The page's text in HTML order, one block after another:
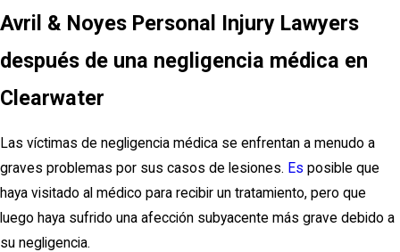
Avril & Noyes Personal Injury Lawyers
después de una negligencia médica en
Clearwater
Las víctimas de negligencia médica se enfrentan a menudo a
graves problemas por sus casos de lesiones. Es posible que
haya visitado al médico para recibir un tratamiento, pero que
luego haya sufrido una afección subyacente más grave debido a
su negligencia.